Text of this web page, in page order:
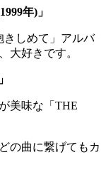
年)」
きしめて」アルバ
大好きです。
美味な「THE
曲に繋げてもカ